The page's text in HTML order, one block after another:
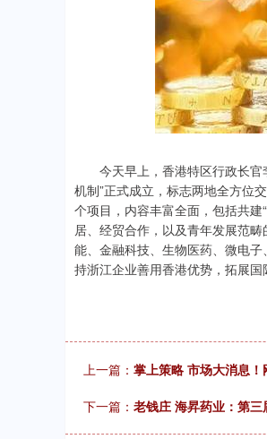
今天早上，香港特区行政长官
机制”正式成立，标志两地全方位
个项目，内容丰富全面，包括共
居、经贸合作，以及青年发展范
能、金融科技、生物医药、微电
持浙江企业善用香港优势，拓展国
上一篇： 掌上策略 市场大消息
下一篇： 老钱庄 海昇药业：第
上证指数